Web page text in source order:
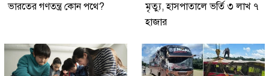
ভারতের গণতন্ত্র কোন পথে?
মৃত্যু, হাসপাতালে ভর্তি ৩ লাখ ৭
হাজার